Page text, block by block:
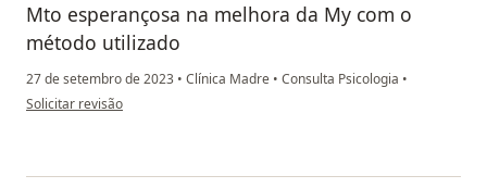
Mto esperançosa na melhora da My com o
método utilizado
27 de setembro de 2023 • Clínica Madre • Consulta Psicologia •
na opinião do utilizador Emanuela
Solicitar revisão